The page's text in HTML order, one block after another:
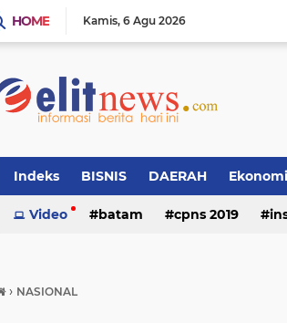
HOME Kamis 6 Agu 2026
Indeks BISNIS DAERAH Ekonomi
Video batam cpns 2019
› NASIONAL